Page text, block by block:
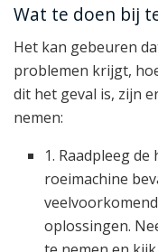
Wat te doen bij
Het kan gebeuren
problemen krijgt,
dit het geval is, zijn
nemen:
1. Raadpleeg
roeimachine
oplossingen.